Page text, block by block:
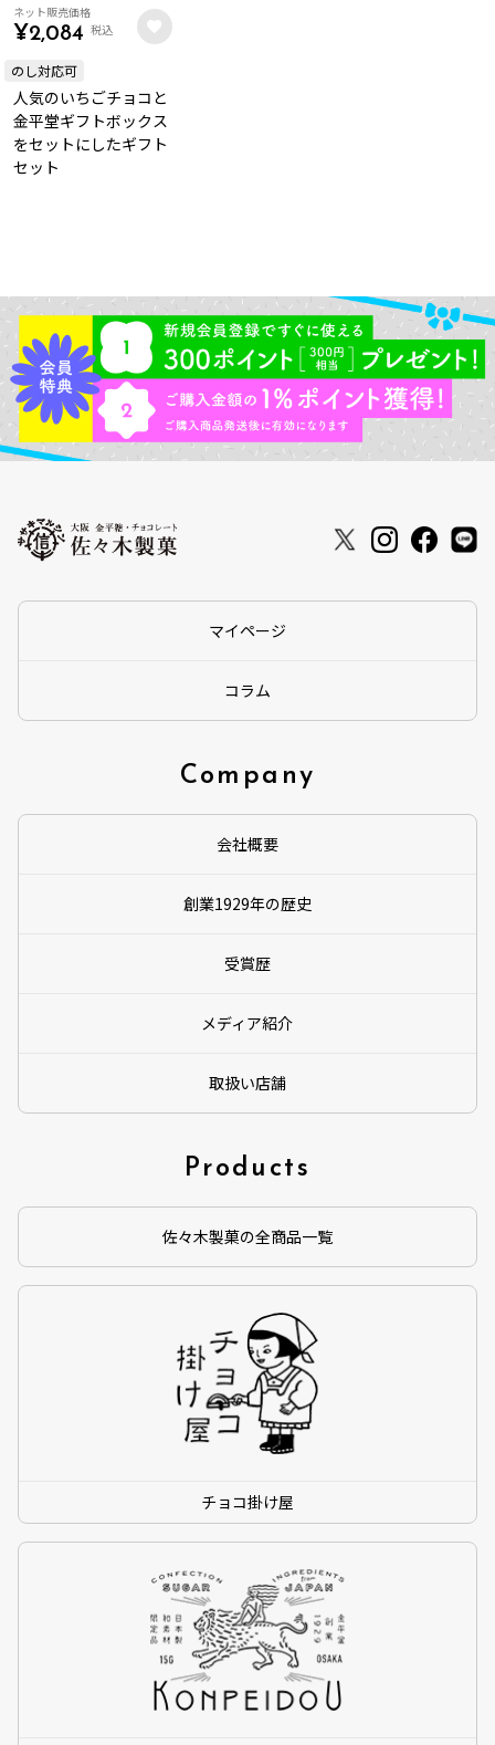
ネット販売価格
¥2,084 税込
のし対応可
人気のいちごチョコと
金平堂ギフトボックス
をセットにしたギフト
セット
マイページ
コラム
Company
会社概要
創業1929年の歴史
受賞歴
メディア紹介
取扱い店舗
Products
佐々木製菓の全商品一覧
チョコ掛け屋